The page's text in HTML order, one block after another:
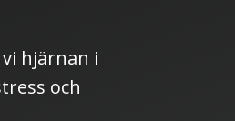
hjärnan i
och